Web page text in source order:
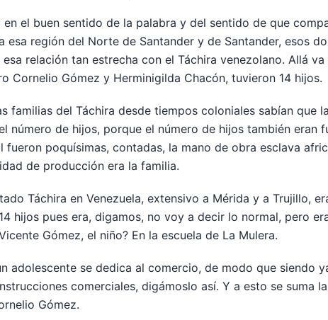
el buen sentido de la palabra y del sentido de que
región del Norte de Santander y de Santander, esos
relación tan estrecha con el Táchira venezolano. Allá va
Cornelio Gómez y Herminigilda Chacón, tuvieron 14 hijos.
familias del Táchira desde tiempos coloniales sabían que la
de hijos, porque el número de hijos también eran
poquísimas, contadas, la mano de obra esclava
de producción era la familia.
Táchira en Venezuela, extensivo a Mérida y a Trujillo,
hijos pues era, digamos, no voy a decir lo normal, pero
Gómez, el niño? En la escuela de La Mulera.
adolescente se dedica al comercio, de modo que siendo
comerciales, digámoslo así. Y a esto se suma la
Gómez.